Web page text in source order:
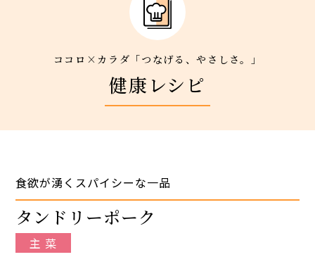
人間ドック 最新空き情報
リクルートサイト
館内3Dマップ
ココロ×カラダ「つなげる、やさしさ。」
健康レシピ
食欲が湧くスパイシーな一品
タンドリーポーク
主 菜